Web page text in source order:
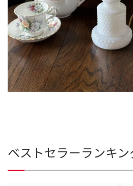
ベストセラーランキ